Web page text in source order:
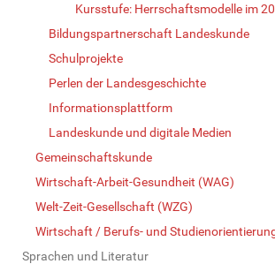
Kursstufe: Herrschaftsmodelle im
Bildungspartnerschaft Landeskunde
Schulprojekte
Perlen der Landesgeschichte
Informationsplattform
Landeskunde und digitale Medien
Gemeinschaftskunde
Wirtschaft-Arbeit-Gesundheit (WAG)
Welt-Zeit-Gesellschaft (WZG)
Wirtschaft / Berufs- und
Sprachen und Literatur